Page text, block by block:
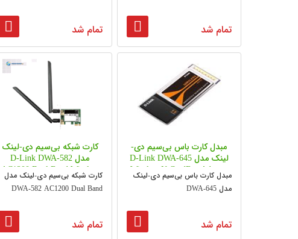
تمام شد تمام شد
مبدل کارت باس بی‌سیم دی-
لینک مدل D-Link DWA-645
Wireless N CardBus Adapter
مبدل کارت باس بی‌سیم دی-لینک
مدل DWA-645
تمام شد
کارت شبکه بی‌سیم دی-لینک
مدل D-Link DWA-582
AC1200 Dual Band Wireless
Network Adapter
کارت شبکه بی‌سیم دی-لینک مدل
DWA-582 AC1200 Dual Band
تمام شد